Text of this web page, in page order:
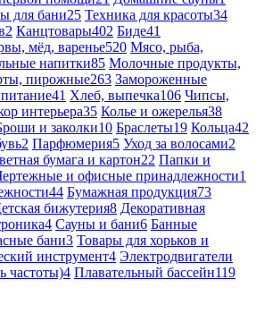
для бани25 Техника для красоты34
2 Канцтовары402 Биде41
мёд, варенье520 Мясо, рыба,
напитки85 Молочные продукты,
пирожные263 Замороженные
41 Хлеб, выпечка106 Чипсы,
интерьера35 Колье и ожерелья38
и заколки10 Браслеты19 Кольца42
2 Парфюмерия5 Уход за волосами2
бумага и картон22 Папки и
и офисные принадлежности1
44 Бумажная продукция73
бижутерия8 Декоративная
4 Сауны и бани6 Банные
бани3 Товары для хорьков и
инструмент4 Электродвигатели
частоты)4 Плавательный бассейн119